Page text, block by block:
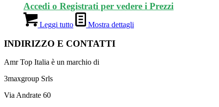
Accedi o Registrati per vedere i Prezzi
Leggi tutto Mostra dettagli
INDIRIZZO E CONTATTI
Amr Top Italia è un marchio di
3maxgroup Srls
Via Andrate 60